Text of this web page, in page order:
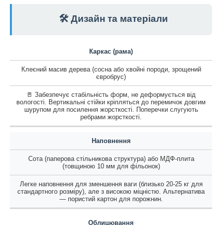
🛠️ Дизайн та матеріали
Каркас (рама)
Клеєний масив дерева (сосна або хвойні породи, зрощений
євробрус)
🚪 Забезпечує стабільність форм, не деформується від
вологості. Вертикальні стійки кріпляться до перемичок довгим
шурупом для посилення жорсткості. Поперечки слугують
ребрами жорсткості.
Наповнення
Сота (паперова стільникова структура) або МДФ-плита
(товщиною 10 мм для фільонок)
Легке наповнення для зменшення ваги (близько 20-25 кг для
стандартного розміру), але з високою міцністю. Альтернатива
— пористий картон для порожнин.
Облицювання